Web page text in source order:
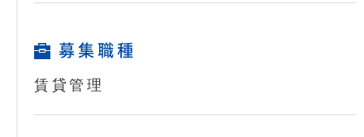
募集職種
賃貸管理